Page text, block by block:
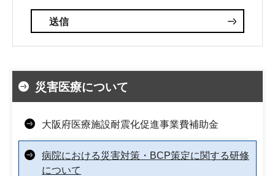
災害医療について
大阪府医療施設耐震化促進事業費補助金
病院における災害対策・BCP策定に関する研修
について